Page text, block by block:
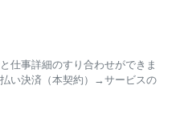
仕事詳細のすり合わせができま
い決済（本契約）→サービスの